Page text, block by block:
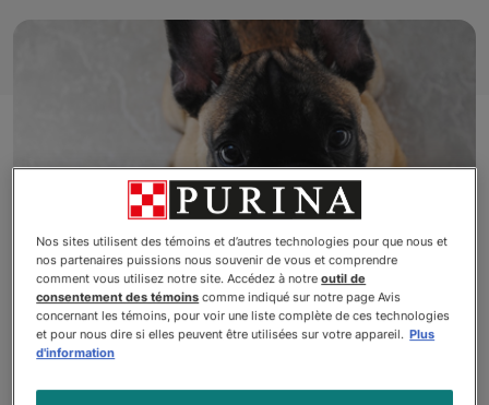
Plusieurs raisons pourraient
expliquer pourquoi votre chiot
Nos sites utilisent des témoins et d’autres technologies pour que nous et
nos partenaires puissions nous souvenir de vous et comprendre
comment vous utilisez notre site. Accédez à notreoutil de
consentement des témoins comme indiqué sur notre page Avis
concernant les témoins, pour voir une liste complète de ces technologies
et pour nous dire si elles peuvent être utilisées sur votre appareil. Plus
d'information